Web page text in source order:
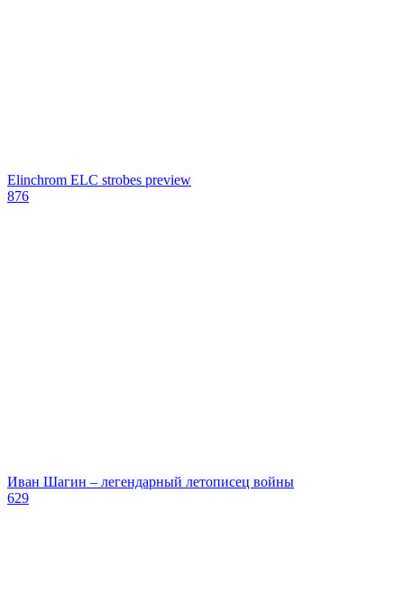
Elinchrom ELC strobes preview
876
Иван Шагин – легендарный летописец войны
629